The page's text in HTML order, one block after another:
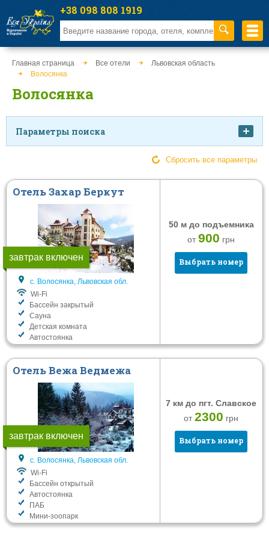
Главная страница Все отели
Львовская область
Волосянка
Волосянка
завтрак включен
Отель Захар Беркут
с. Волосянка, Львовская обл.
Wi-Fi
Бассейн закрытый
Сауна
Детская комната
Автостоянка
50 м до подъемника
от900 грн
Выбрать номер
завтрак включен
Отель Вежа Ведмежа
с. Волосянка, Львовская обл.
Wi-Fi
Бассейн открытый
Автостоянка
ПАБ
Мини-зоопарк
7 км до пгт. Славское
от2300 грн
Выбрать номер
Параметры поиска
от
Тип заведения
Отель
Питание
Завтрак
Фильтровать
Сбросить все параметры
+38 098 808 1919